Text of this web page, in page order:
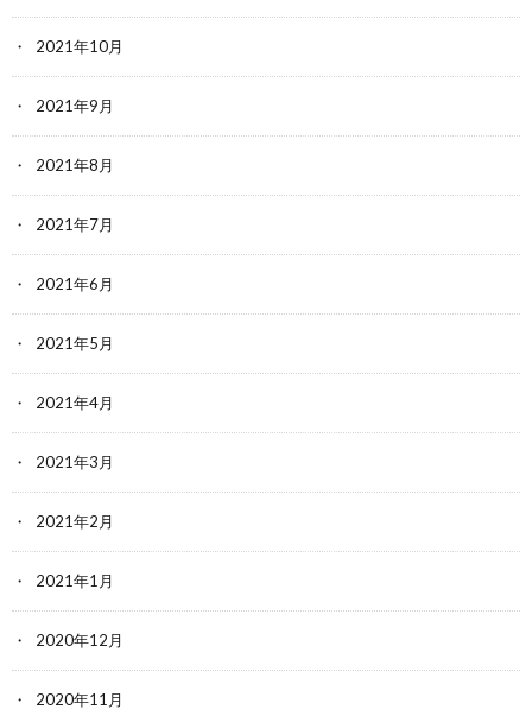
2021年10月
2021年9月
2021年8月
2021年7月
2021年6月
2021年5月
2021年4月
2021年3月
2021年2月
2021年1月
2020年12月
2020年11月